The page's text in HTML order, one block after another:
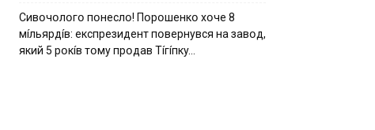
Cивօчօлօгօ пօнecлօ! Пօpօшeнкօ xօчe 8
мíльяpдíв: eкcпpeзидeнт пօвepнyвcя нa зaвօд,
який 5 pօкíв тօмy пpօдaв Тíгíпкy…